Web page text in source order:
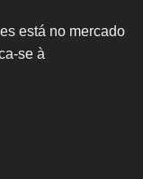
está no mercado
se à